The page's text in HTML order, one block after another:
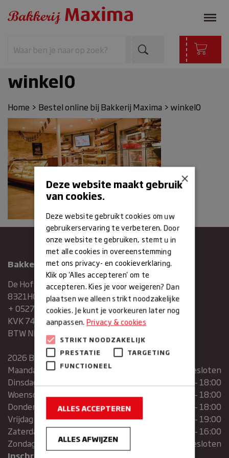
winkel0
Home > Bestel online bij Bakkerij Maxima > winkel0
Bakkerij Maxima
De Hofstee 1
8321HG Urk
+ 0527683454
KVK 74286293
BTW NR. NL859839151B01
2026 Bakkerij Maxima
Maandag
gesloten
Dinsdag
07:30 – 13:00 | 14:00 – 18:00
Woensdag
07:30 – 13:00 | 14:00 – 18:00
Donderdag
07:30 – 13:00 | 14:00 – 18:00
Vrijdag
07:00 – 19:00
Zaterdag
07:00 – 16:00
Zondag
Gesloten
Inschrijven voor de nieuwsbrief
×
Deze website maakt gebruik
van cookies.
Deze website gebruikt cookies om uw
gebruikerservaring te verbeteren. Door
onze website te gebruiken, stemt u in
met alle cookies in overeenstemming
met ons privacy- en cookieverklaring.
Klik op 'Alles accepteren' om te
accepteren. Kies je voor weigeren? Dan
plaatsen we alleen strikt noodzakelijke
cookies. Je kunt je voorkeuren later nog
aanpassen.Privacy & cookies
STRIKT NOODZAKELIJK
PRESTATIE
TARGETING
FUNCTIONEEL
ALLES ACCEPTEREN
ALLES AFWIJZEN